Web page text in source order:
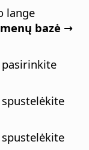
lange
bazė →